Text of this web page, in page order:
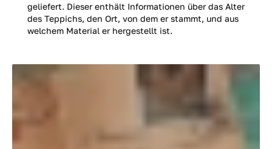
geliefert. Dieser enthält Informationen über das Alter
des Teppichs, den Ort, von dem er stammt, und aus
welchem Material er hergestellt ist.